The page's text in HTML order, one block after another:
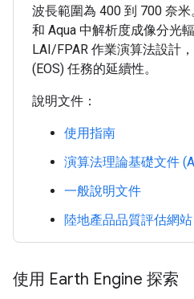
波長範圍為 400 到 700 奈
和 Aqua 中解析度成像分光
LAI/FPAR 作業演算法設計
(EOS) 任務的延續性。
說明文件：
使用指南
演算法理論基礎文件
一般說明文件
陸地產品品質評估網站
使用 Earth Engine 探索